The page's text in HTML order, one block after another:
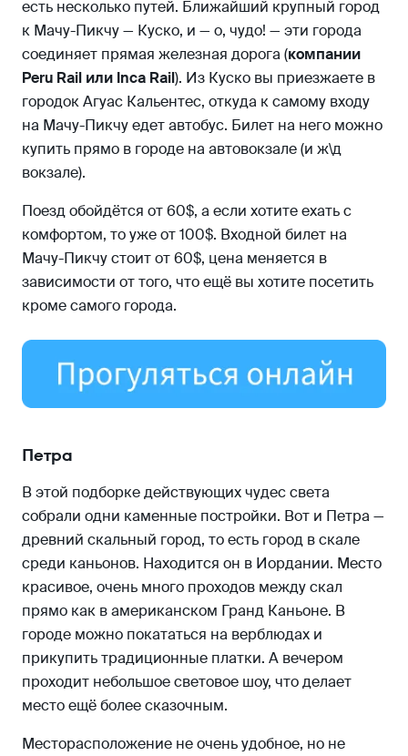
есть несколько путей. Ближайший крупный город
к Мачу-Пикчу — Куско, и — о, чудо! — эти города
соединяет прямая железная дорога (компании
Peru Rail или Inca Rail). Из Куско вы приезжаете в
городок Агуас Кальентес, откуда к самому входу
на Мачу-Пикчу едет автобус. Билет на него можно
купить прямо в городе на автовокзале (и ж\д
вокзале).
Поезд обойдётся от 60$, а если хотите ехать с
комфортом, то уже от 100$. Входной билет на
Мачу-Пикчу стоит от 60$, цена меняется в
зависимости от того, что ещё вы хотите посетить
кроме самого города.
Петра
В этой подборке действующих чудес света
собрали одни каменные постройки. Вот и Петра —
древний скальный город, то есть город в скале
среди каньонов. Находится он в Иордании. Место
красивое, очень много проходов между скал
прямо как в американском Гранд Каньоне. В
городе можно покататься на верблюдах и
прикупить традиционные платки. А вечером
проходит небольшое световое шоу, что делает
место ещё более сказочным.
Месторасположение не очень удобное, но не